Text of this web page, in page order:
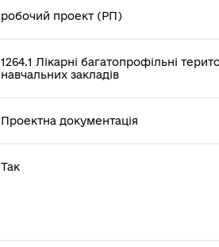
робочий проект (РП)
1264.1 Лікарні багатопрофільні
навчальних закладів
Проектна документація
Так